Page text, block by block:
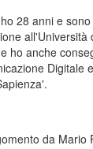
28 anni e
all'Università
ho anche
Digitale
da Mario